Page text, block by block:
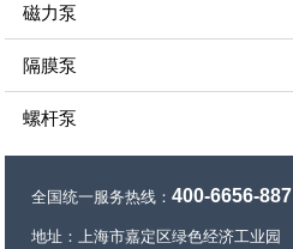
磁力泵
隔膜泵
螺杆泵
全国统一服务热线：400-6656-887
地址：上海市嘉定区绿色经济工业园